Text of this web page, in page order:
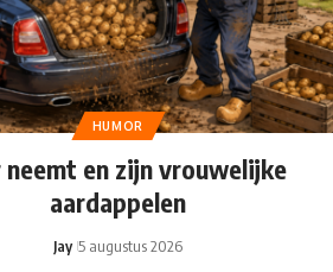
HUMOR
neemt en zijn vrouwelijke
aardappelen
Jay 5 augustus 2026